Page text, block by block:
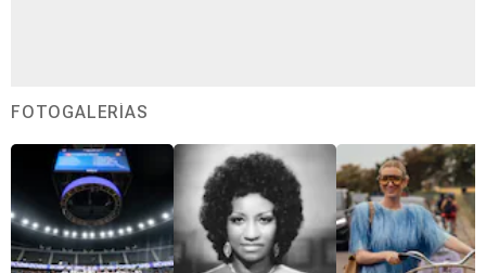
FOTOGALERÍAS